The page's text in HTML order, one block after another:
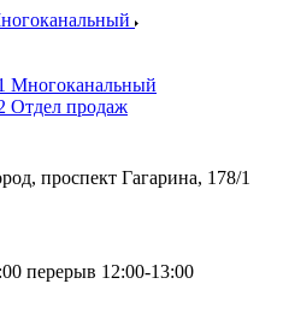
Многоканальный
Отдел продаж
проспект Гагарина, 178/1
перерыв 12:00-13:00